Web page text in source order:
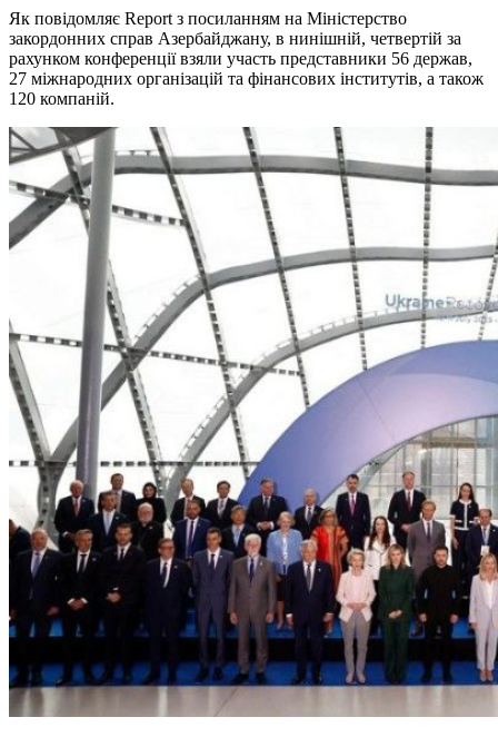
Як повідомляє Report з посиланням на Міністерство
закордонних справ Азербайджану, в нинішній, четвертій за
рахунком конференції взяли участь представники 56 держав,
27 міжнародних організацій та фінансових інститутів, а також
120 компаній.